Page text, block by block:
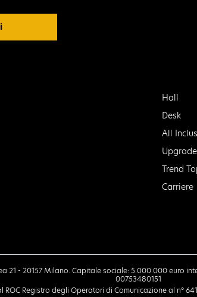
Hall
Desk
All
Upgrade
Trend
Carriere
21 - 20157 Milano. Capitale sociale: 5.000.000 euro
00753480151
Registro degli Operatori di Comunicazione al n°